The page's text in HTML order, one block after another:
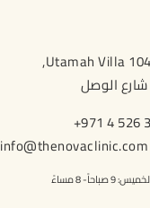
Utamah Villa
+971 4 526
info@thenovaclinic.com
صباحاً- 8 مساءً